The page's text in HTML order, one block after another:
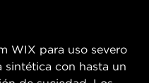
WIX para uso severo
con hasta un